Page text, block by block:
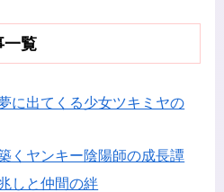
一覧
に出てくる少女ツキミヤの
くヤンキー陰陽師の成長譚
しと仲間の絆